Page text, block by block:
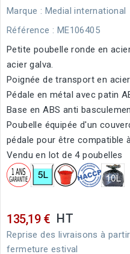
Marque : Medial international
Référence : ME106405
Petite poubelle ronde en
acier galva.
Poignée de transport en
Pédale en métal avec patin
Base en ABS anti
Poubelle équipée d'un
pédale pour être compatible
Vendu en lot de 4 poubelles
135,19 € HT
Reprise des livraisons à
fermeture estival